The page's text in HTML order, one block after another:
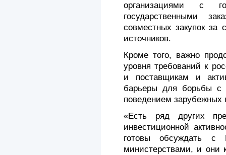
организациями с
государственными
совместных закупок
источников.
Кроме того, важно
уровня требований к
и поставщикам и
барьеры для борьбы с
поведением зарубежных
«Есть ряд других
инвестиционной
готовы обсуждать с
министерствами, и они